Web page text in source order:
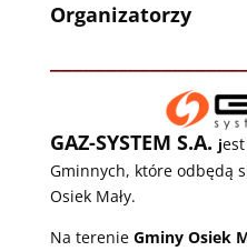
Organizatorzy
GAZ-SYSTEM S.A. j
Gminnych, które odbędą
Osiek Mały.
Na terenie Gminy Osiek